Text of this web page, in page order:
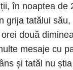
în noaptea de
grija tatălui
două
mesaje cu
și tatăl nu